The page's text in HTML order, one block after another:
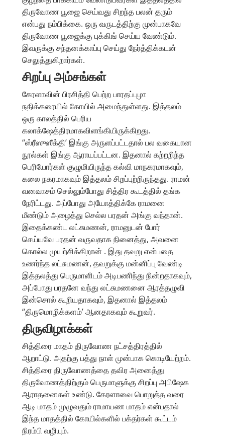
திருவோண பூஜை செய்வது சிறந்த பலன் தரும்
என்பது நம்பிக்கை. ஒரு வருடத்திற்கு முன்பாகவே
திருவோண பூஜைக்கு புக்கிங் செய்ய வேண்டும்.
இவருக்கு சந்தனக்காப்பு செய்து நேர்த்திக்கடன்
செலுத்துகிறார்கள்.
சிறப்பு அம்சங்கள்
கேரளாவின் பிரசித்தி பெற்ற பாரதப்புழா
நதிக்கரையில் கோயில் அமைந்துள்ளது. இத்தலம்
ஒரு காலத்தில் பெரிய
கலாக்ஷேத்திரமாகவிளங்கியிருக்கிறது.
“ஸ்ரீஸுஸீக்தி’ இங்கு அருளப்பட்டதால் பல வகையான
நூல்கள் இங்கு ஆராயப்பட்டன. இதனால் கற்றறிந்த
பெரியோர்கள் குழுமியிருந்த கல்வி மாநகரமாகவும்,
கலை நகரமாகவும் இத்தலம் சிறப்புற்றிருந்தது. ராமன்
வனவாசம் செல்லும்போது சித்திர கூடத்தில் தங்க
நேரிட்டது. அப்போது அயோத்திக்கே ராமனை
மீண்டும் அழைத்து செல்ல பரதன் அங்கு வந்தான்.
இதைக்கண்ட லட்சுமணன், ராமனுடன் போர்
செய்யவே பரதன் வருவதாக நினைத்து, அவனை
கொல்ல முயற்சிக்கிறான் . இது தவறு என்பதை
உணர்ந்த லட்சுமணன், தவறுக்கு மன்னிப்பு வேண்டி
இத்தலத்து பெருமாளிடம் அடிபணிந்து நின்றதாகவும்,
அப்போது பரதனே வந்து லட்சுமணனை ஆரத்தழுவி
இன்சொல் கூறியதாகவும், இதனால் இத்தலம்
“திருமொழிக்களம்’ ஆனதாகவும் கூறுவர்.
திருவிழாக்கள்
சித்திரை மாதம் திருவோண நட்சத்திரத்தில்
ஆறாட்டு. அதற்கு பத்து நாள் முன்பாக கொடியேற்றம்.
சித்திரை திருவோணத்தை தவிர அனைத்து
திருவோணத்திற்கும் பெருமாளுக்கு சிறப்பு அபிஷேக
ஆராதனைகள் உண்டு. கேரளாவை பொறுத்த வரை
ஆடி மாதம் முழுவதும் ராமாயண மாதம் என்பதால்
இந்த மாதத்தில் கோயில்களில் பக்தர்கள் கூட்டம்
நிரம்பி வழியும்.